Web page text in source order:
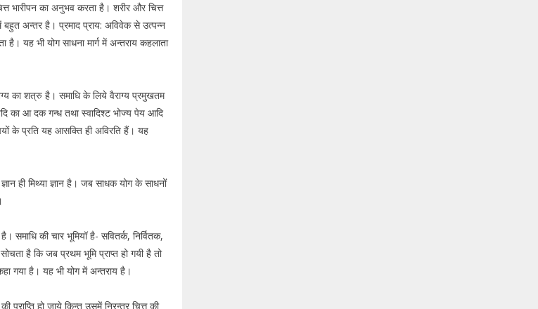
भारीपन का अनुभव करता है। शरीर और चित्त
बहुत अन्तर है। प्रमाद प्राय: अविवेक से उत्पन्न
यह भी योग साधना मार्ग में अन्तराय कहलाता
का शत्रु है। समाधि के लिये वैराग्य प्रमुखतम
का आ दक गन्ध तथा स्वादिश्ट भोज्य पेय आदि
के प्रति यह आसक्ति ही अविरति हैं। यह
ही मिथ्या ज्ञान है। जब साधक योग के साधनों
समाधि की चार भूमियॉ है- सवितर्क, निर्वितक,
है कि जब प्रथम भूमि प्राप्त हो गयी है तो
गया है। यह भी योग में अन्तराय है।
प्राप्ति हो जाये किन्तु उसमें निरन्तर चित्त की